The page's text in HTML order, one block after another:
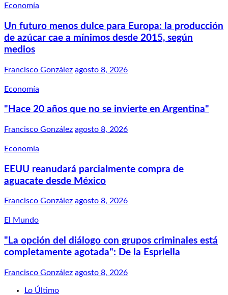
Economía
Un futuro menos dulce para Europa: la producción
de azúcar cae a mínimos desde 2015, según
medios
Francisco González agosto 8, 2026
Economía
"Hace 20 años que no se invierte en Argentina"
Francisco González agosto 8, 2026
Economía
EEUU reanudará parcialmente compra de
aguacate desde México
Francisco González agosto 8, 2026
El Mundo
"La opción del diálogo con grupos criminales está
completamente agotada": De la Espriella
Francisco González agosto 8, 2026
Lo Último